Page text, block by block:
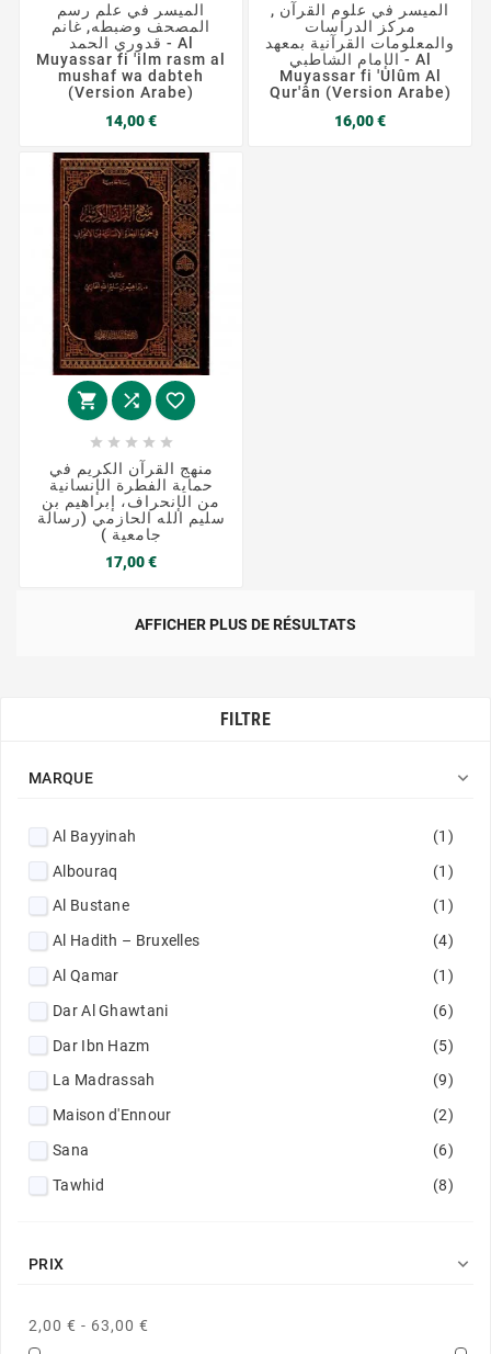
الميسر في علم رسم
المصحف وضبطه, غانم
قدوري الحمد - Al
Muyassar fi 'ilm rasm al
mushaf wa dabteh
(Version Arabe)
14,00 €Prix
الميسر في علوم القرآن ,
مركز الدراسات
والمعلومات القرآنية بمعهد
الإمام الشاطبي - Al
Muyassar fi 'Ulûm Al
Qur'ân (Version Arabe)
16,00 €Prix
  
    
منهج القرآن الكريم في
حماية الفطرة الإنسانية
من الإنحراف، إبراهيم بن
سليم الله الحازمي (رسالة
جامعية )
17,00 €Prix
AFFICHER PLUS DE RÉSULTATS
FILTRE
MARQUE 
Al Bayyinah
(1)
Albouraq
(1)
Al Bustane
(1)
Al Hadith – Bruxelles
(4)
Al Qamar
(1)
Dar Al Ghawtani
(6)
Dar Ibn Hazm
(5)
La Madrassah
(9)
Maison d'Ennour
(2)
Sana
(6)
Tawhid
(8)
PRIX 
2,00 € - 63,00 €